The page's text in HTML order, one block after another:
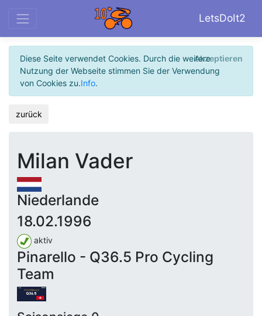
LetsDoIt2
Diese Seite verwendet Cookies. Durch die weitere
Nutzung der Webseite stimmen Sie der Verwendung
von Cookies zu.Info.
Akzeptieren
zurück
Milan Vader
Niederlande
18.02.1996
aktiv
Pinarello - Q36.5 Pro Cycling
Team